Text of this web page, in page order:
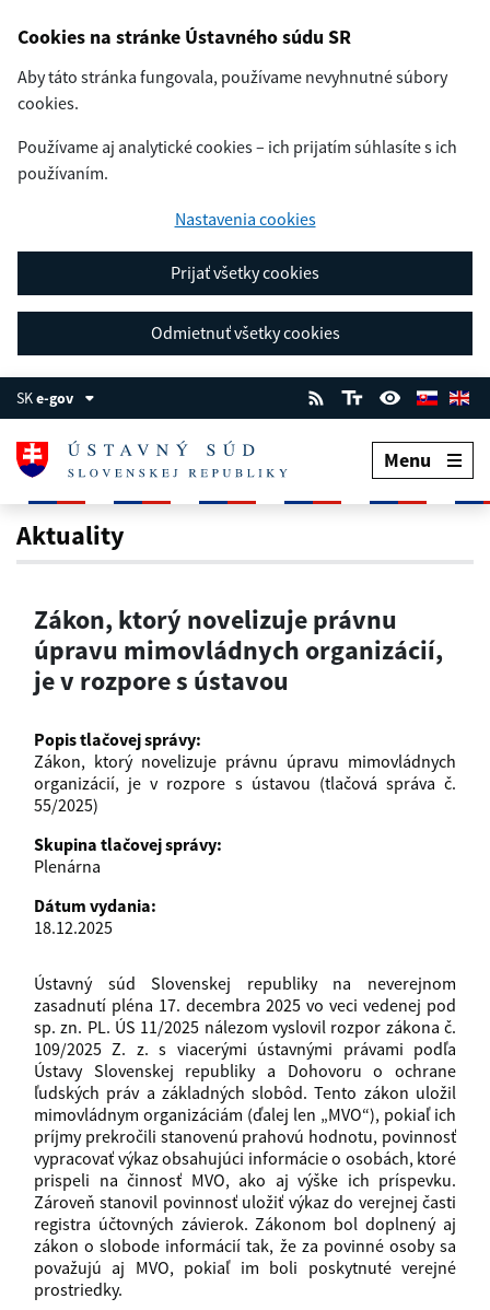
Cookies na stránke Ústavného súdu SR
Aby táto stránka fungovala, používame nevyhnutné súbory
cookies.
Používame aj analytické cookies – ich prijatím súhlasíte s ich
používaním.
Nastavenia cookies
Prijať všetky cookies
Odmietnuť všetky cookies
SKe-gov
Menu
Zákon, ktorý novelizuje právnu
Aktuality
Zákon, ktorý novelizuje právnu
úpravu mimovládnych organizácií,
je v rozpore s ústavou
Popis tlačovej správy:
Zákon, ktorý novelizuje právnu úpravu mimovládnych
organizácií, je v rozpore s ústavou (tlačová správa č.
55/2025)
Skupina tlačovej správy:
Plenárna
Dátum vydania:
18.12.2025
Ústavný súd Slovenskej republiky na neverejnom
zasadnutí pléna 17. decembra 2025 vo veci vedenej pod
sp. zn. PL. ÚS 11/2025 nálezom vyslovil rozpor zákona č.
109/2025 Z. z. s viacerými ústavnými právami podľa
Ústavy Slovenskej republiky a Dohovoru o ochrane
ľudských práv a základných slobôd. Tento zákon uložil
mimovládnym organizáciám (ďalej len „MVO“), pokiaľ ich
príjmy prekročili stanovenú prahovú hodnotu, povinnosť
vypracovať výkaz obsahujúci informácie o osobách, ktoré
prispeli na činnosť MVO, ako aj výške ich príspevku.
Zároveň stanovil povinnosť uložiť výkaz do verejnej časti
registra účtovných závierok. Zákonom bol doplnený aj
zákon o slobode informácií tak, že za povinné osoby sa
považujú aj MVO, pokiaľ im boli poskytnuté verejné
prostriedky.